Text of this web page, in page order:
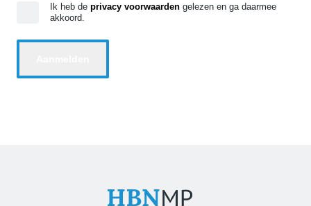
Ik heb de privacy voorwaarden gelezen en ga daarmee
akkoord.